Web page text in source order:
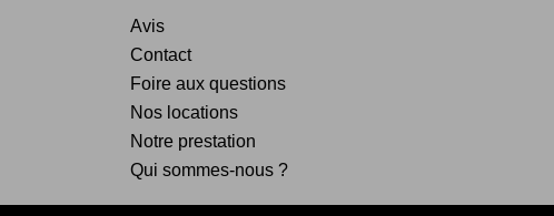
Avis
Contact
Foire aux questions
Nos locations
Notre prestation
Qui sommes-nous ?